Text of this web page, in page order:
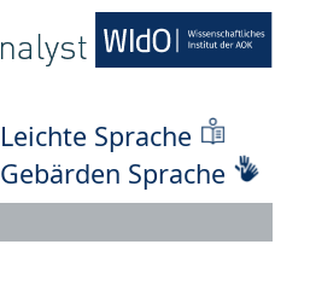
Leichte Sprache
Gebärden Sprache